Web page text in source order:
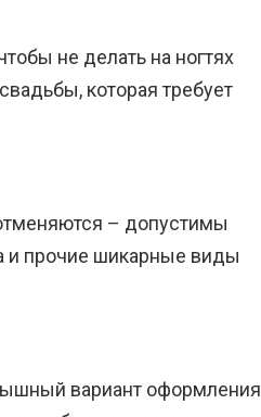
не делать на ногтях
которая требует
– допустимы
и прочие шикарные виды
вариант оформления